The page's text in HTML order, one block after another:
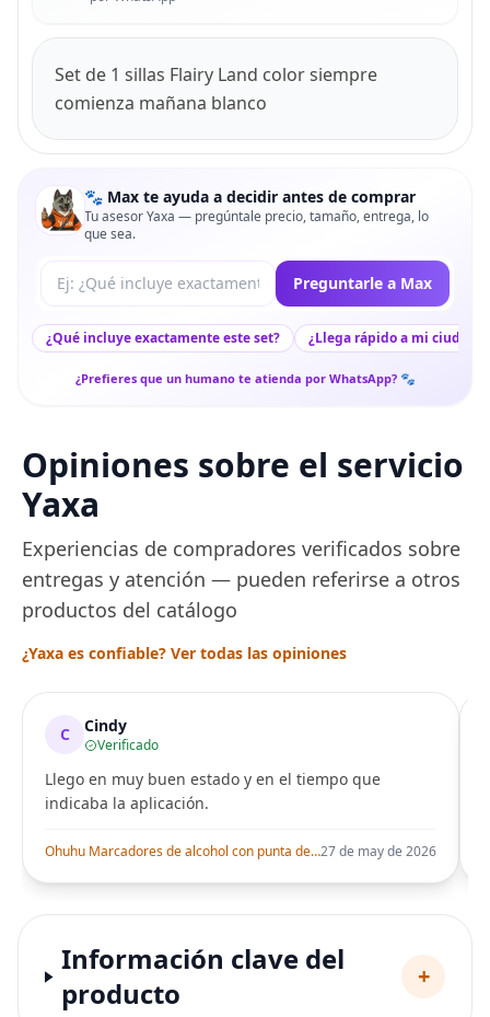
Set de 1 sillas Flairy Land color siempre
comienza mañana blanco
🐾 Max te ayuda a decidir antes de comprar
Tu asesor Yaxa — pregúntale precio, tamaño, entrega, lo
que sea.
Tu pregunta a Max Preguntarle a Max
¿Qué incluye exactamente este set? ¿Llega rápido a mi ciudad?
¿Prefieres que un humano te atienda por WhatsApp? 🐾
Opiniones sobre el servicio
Yaxa
Experiencias de compradores verificados sobre
entregas y atención — pueden referirse a otros
productos del catálogo
¿Yaxa es confiable? Ver todas las opiniones
C Cindy
Verificado
Llego en muy buen estado y en el tiempo que
indicaba la aplicación.
Ohuhu Marcadores de alcohol con punta de pincel – Juego de marcadores artísticos de doble punta con certificación AP para artistas adultos27 de may de 2026
Información clave del
producto
+